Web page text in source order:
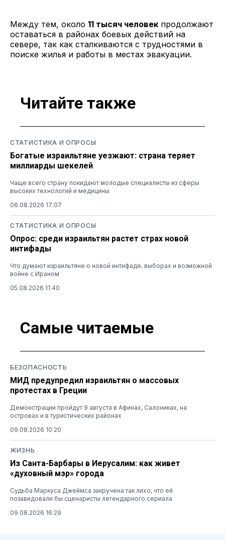
Между тем, около 11 тысяч человек продолжают
оставаться в районах боевых действий на
севере, так как сталкиваются с трудностями в
поиске жилья и работы в местах эвакуации.
Читайте также
СТАТИСТИКА И ОПРОСЫ
Богатые израильтяне уезжают: страна теряет
миллиарды шекелей
Чаще всего страну покидают молодые специалисты из сферы
высоких технологий и медицины
06.08.2026 17:07
СТАТИСТИКА И ОПРОСЫ
Опрос: среди израильтян растет страх новой
интифады
Что думают израильтяне о новой интифаде, выборах и возможной
войне с Ираном
05.08.2026 11:40
Самые читаемые
БЕЗОПАСНОСТЬ
МИД предупредил израильтян о массовых
протестах в Греции
Демонстрации пройдут 9 августа в Афинах, Салониках, на
островах и в туристических районах
09.08.2026 10:20
ЖИЗНЬ
Из Санта-Барбары в Иерусалим: как живет
«духовный мэр» города
Судьба Маркуса Джеймса закручена так лихо, что ей
позавидовали бы сценаристы легендарного сериала
09.08.2026 16:29